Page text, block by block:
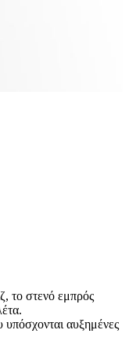
το στενό εμπρός
υπόσχονται αυξημένες